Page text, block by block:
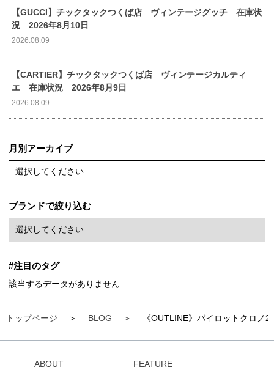
トップページ BLOG 《OUTLINE》パイロットクロ
【GUCCI】チックタックつくば店 ヴィンテージグッチ 在庫状
況 2026年8月10日
2026.08.09
【CARTIER】チックタックつくば店 ヴィンテージカルティ
エ 在庫状況 2026年8月9日
2026.08.09
月別アーカイブ
選択してください
ブランドで絞り込む
#注目のタグ
該当するデータがありません
ABOUT FEATURE